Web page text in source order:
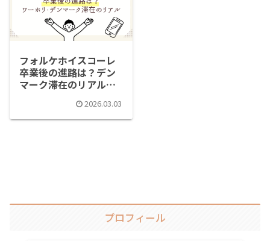
フォルケホイスコーレ
卒業後の進路は？デン
マーク滞在のリアルな
2026.03.03
プロフィール